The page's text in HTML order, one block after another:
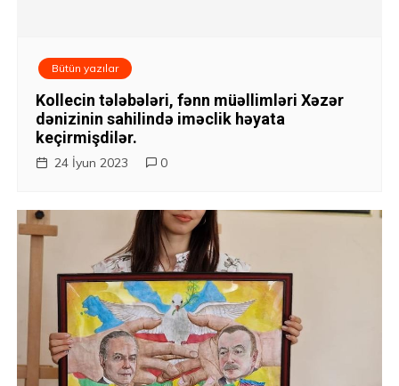
Bütün yazılar
Kollecin tələbələri, fənn müəllimləri Xəzər
dənizinin sahilində iməclik həyata
keçirmişdilər.
24 İyun 2023 0